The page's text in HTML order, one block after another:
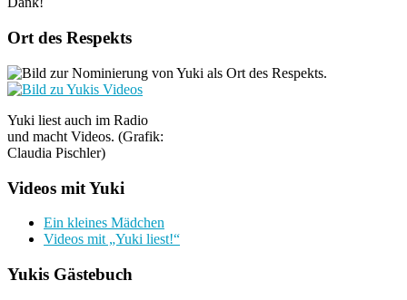
Ort des Respekts
Yuki liest auch im Radio
und macht Videos. (Grafik:
Claudia Pischler)
Videos mit Yuki
Ein kleines Mädchen
Videos mit „Yuki liest!“
Yukis Gästebuch